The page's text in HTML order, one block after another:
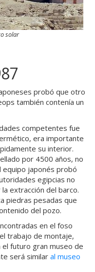
solar
probó que otro
también contenía un
competentes fue
era importante
su interior.
por 4500 años, no
equipo japonés probó
egipcias no
extracción del barco.
piedras pesadas que
del pozo.
en el foso
trabajo de montaje,
futuro gran museo de
será similar al museo